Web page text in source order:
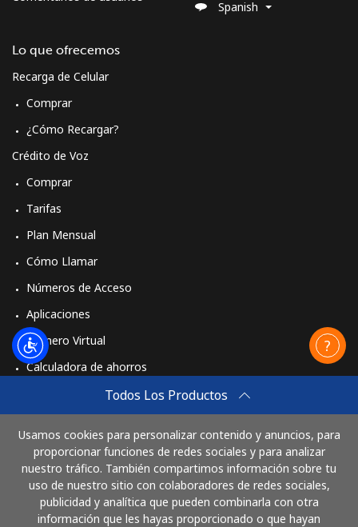
Todos Los Productos
Usamos cookies para personalizar contenido y anuncios, para
proporcionar funciones de redes sociales y para analizar
nuestro tráfico. También compartimos información sobre tu
uso de nuestro sitio con colaboradores de redes sociales,
publicidad y analítica que pueden combinarla con otra
información que les hayas proporcionado o que hayan
Lo que ofrecemos
Recarga de Celular
Comprar
¿Cómo Recargar?
Crédito de Voz
Comprar
Tarifas
Plan Mensual
Cómo Llamar
Números de Acceso
Aplicaciones
Número Virtual
Calculadora de ahorros
Comprar
Cómo funciona
Spanish
Paga con